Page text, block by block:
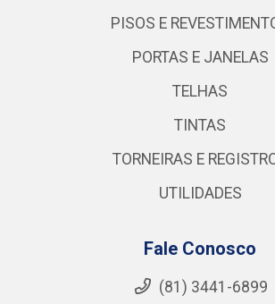
PISOS E
PORTAS E JANELAS
TELHAS
TINTAS
TORNEIRAS E
UTILIDADES
Fale Conosco
(81) 3441-6899